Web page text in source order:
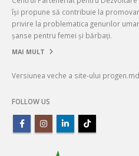
își propune să contribuie la
privire la problematica genurilor
șanse pentru femei și bărbați.
MAI MULT
Versiunea veche a site-ului progen.md
FOLLOW US